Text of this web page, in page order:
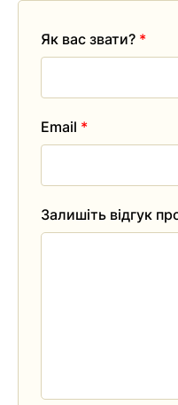
Залишіть відгук
Як вас звати? *
Email *